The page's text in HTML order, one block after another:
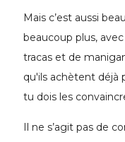
Mais c’est aussi
beaucoup plus,
tracas et de
qu'ils achètent déjà
tu dois les
Il ne s’agit pas de